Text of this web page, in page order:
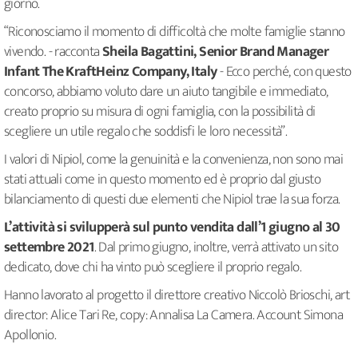
“Riconosciamo il momento di difficoltà che molte famiglie stanno
vivendo. - raccontaSheila Bagattini, Senior Brand Manager
Infant The KraftHeinz Company, Italy- Ecco perché, con questo
concorso, abbiamo voluto dare un aiuto tangibile e immediato,
creato proprio su misura di ogni famiglia, con la possibilità di
scegliere un utile regalo che soddisfi le loro necessità”.
I valori di Nipiol, come la genuinità e la convenienza, non sono mai
stati attuali come in questo momento ed è proprio dal giusto
bilanciamento di questi due elementi che Nipiol trae la sua forza.
L’attività si svilupperà sul punto vendita dall’1 giugno al 30
settembre 2021. Dal primo giugno, inoltre, verrà attivato un sito
dedicato, dove chi ha vinto può scegliere il proprio regalo.
Hanno lavorato al progetto il direttore creativo Niccolò Brioschi, art
director: Alice Tari Re, copy: Annalisa La Camera. Account Simona
Apollonio.